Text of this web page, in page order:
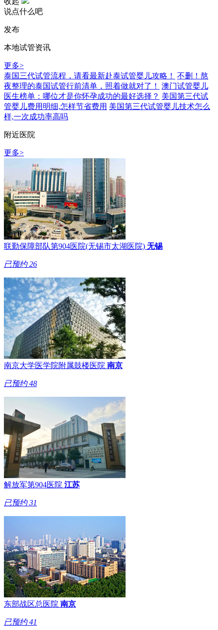
说点什么吧
发布
本地试管资讯
更多>
泰国三代试管流程，请看最新赴泰试管婴儿攻略！
不删！熬
夜整理的泰国试管行前清单，照着做就对了！
澳门试管婴儿
医生榜单：哪位才是你怀孕成功的最好选择？ 美国第三代试
管婴儿费用明细,怎样节省费用 美国第三代试管婴儿技术怎么
样,一次成功率高吗
附近医院
更多>
联勤保障部队第904医院(无锡市太湖医院) 无锡
已预约 26
南京大学医学院附属鼓楼医院 南京
已预约 48
解放军第904医院 江苏
已预约 31
东部战区总医院 南京
已预约 41